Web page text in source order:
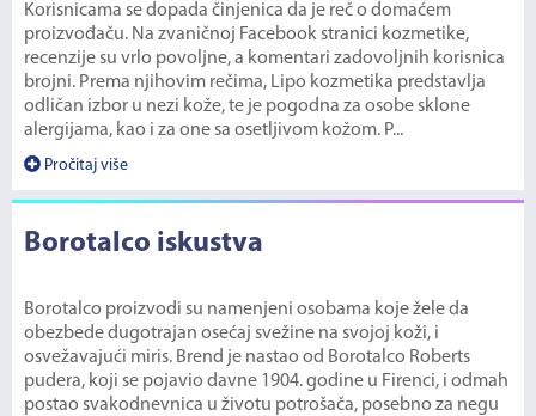
Korisnicama se dopada činjenica da je reč o domaćem
proizvođaču. Na zvaničnoj Facebook stranici kozmetike,
recenzije su vrlo povoljne, a komentari zadovoljnih korisnica
brojni. Prema njihovim rečima, Lipo kozmetika predstavlja
odličan izbor u nezi kože, te je pogodna za osobe sklone
alergijama, kao i za one sa osetljivom kožom. P...
Pročitaj više
Borotalco iskustva
Borotalco proizvodi su namenjeni osobama koje žele da
obezbede dugotrajan osećaj svežine na svojoj koži, i
osvežavajući miris. Brend je nastao od Borotalco Roberts
pudera, koji se pojavio davne 1904. godine u Firenci, i odmah
postao svakodnevnica u životu potrošača, posebno za negu